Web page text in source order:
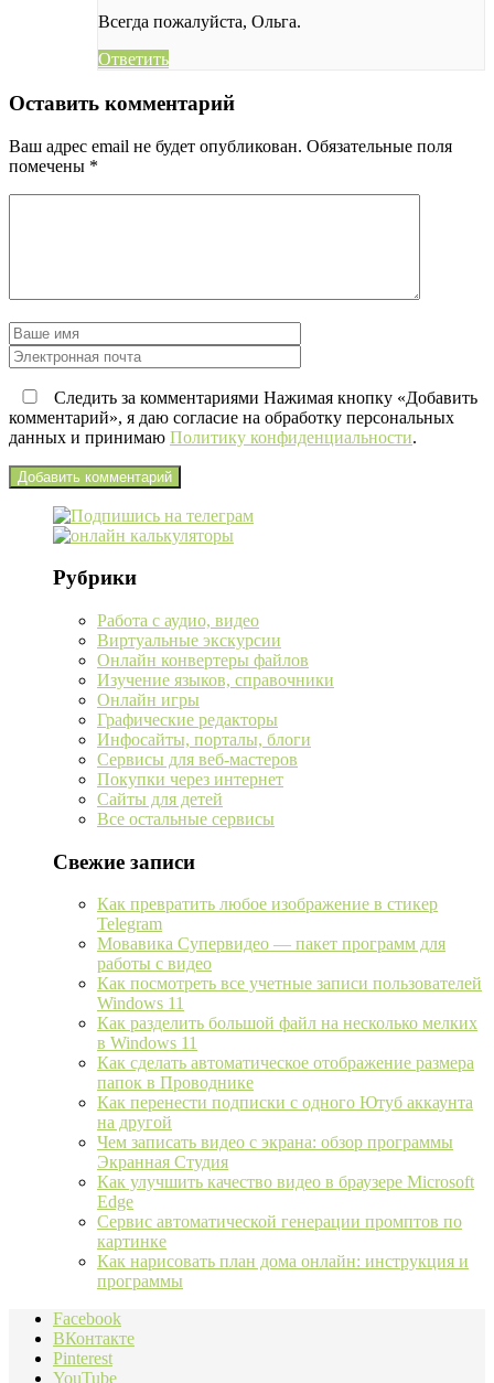
Всегда пожалуйста, Ольга.
Ответить
Оставить комментарий
Ваш адрес email не будет опубликован. Обязательные поля
помечены *
Следить за комментариями Нажимая кнопку «Добавить
комментарий», я даю согласие на обработку персональных
данных и принимаю Политику конфиденциальности.
Рубрики
Работа с аудио, видео
Виртуальные экскурсии
Онлайн конвертеры файлов
Изучение языков, справочники
Онлайн игры
Графические редакторы
Инфосайты, порталы, блоги
Сервисы для веб-мастеров
Покупки через интернет
Сайты для детей
Все остальные сервисы
Свежие записи
Как превратить любое изображение в стикер
Telegram
Мовавика Супервидео — пакет программ для
работы с видео
Как посмотреть все учетные записи пользователей
Windows 11
Как разделить большой файл на несколько мелких
в Windows 11
Как сделать автоматическое отображение размера
папок в Проводнике
Как перенести подписки с одного Ютуб аккаунта
на другой
Чем записать видео с экрана: обзор программы
Экранная Студия
Как улучшить качество видео в браузере Microsoft
Edge
Сервис автоматической генерации промптов по
картинке
Как нарисовать план дома онлайн: инструкция и
программы
Facebook
ВКонтакте
Pinterest
YouTube